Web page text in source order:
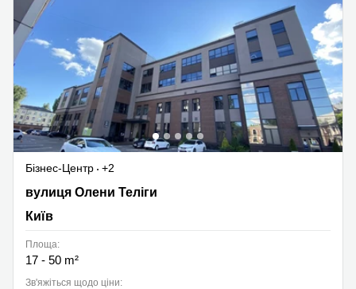
Бізнес-Центр
+2
вулиця Олени Теліги 6, Київ
вулиця Олени Теліги
Київ
Площа:
17 - 50 m²
Зв'яжіться щодо ціни: